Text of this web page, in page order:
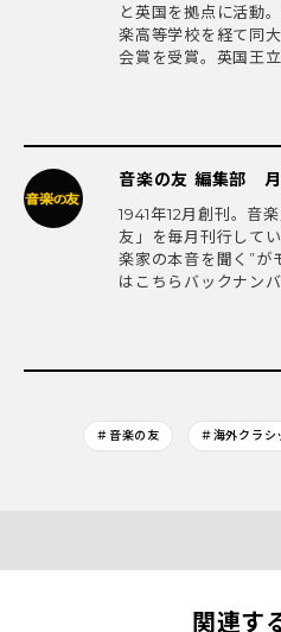
と英国を拠点に活動
楽高等学校を経て同
会賞を受賞。英国王立
音楽の友 編集部
1941年12月創刊。音
友」を毎月刊行して
楽家の本音を聞く”が
はこちらバックナンバ
＃音楽の友 ＃海外クラ
関連す